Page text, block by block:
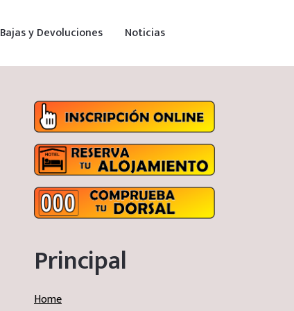
Bajas y Devoluciones Noticias
Principal
Home